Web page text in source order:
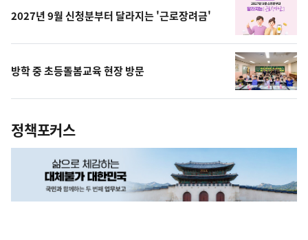
2027년 9월 신청분부터 달라지는 '근로장려금'
방학 중 초등돌봄교육 현장 방문
정책포커스